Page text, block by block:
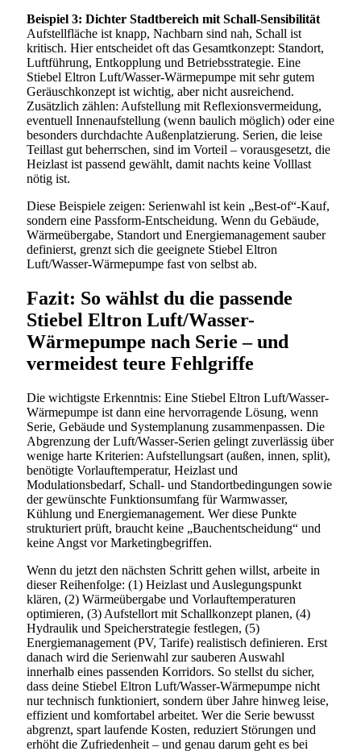
Beispiel 3: Dichter Stadtbereich mit Schall-Sensibilität
Aufstellfläche ist knapp, Nachbarn sind nah, Schall ist
kritisch. Hier entscheidet oft das Gesamtkonzept: Standort,
Luftführung, Entkopplung und Betriebsstrategie. Eine
Stiebel Eltron Luft/Wasser-Wärmepumpe mit sehr gutem
Geräuschkonzept ist wichtig, aber nicht ausreichend.
Zusätzlich zählen: Aufstellung mit Reflexionsvermeidung,
eventuell Innenaufstellung (wenn baulich möglich) oder eine
besonders durchdachte Außenplatzierung. Serien, die leise
Teillast gut beherrschen, sind im Vorteil – vorausgesetzt, die
Heizlast ist passend gewählt, damit nachts keine Volllast
nötig ist.
Diese Beispiele zeigen: Serienwahl ist kein „Best-of“-Kauf,
sondern eine Passform-Entscheidung. Wenn du Gebäude,
Wärmeübergabe, Standort und Energiemanagement sauber
definierst, grenzt sich die geeignete Stiebel Eltron
Luft/Wasser-Wärmepumpe fast von selbst ab.
Fazit: So wählst du die passende
Stiebel Eltron Luft/Wasser-
Wärmepumpe nach Serie – und
vermeidest teure Fehlgriffe
Die wichtigste Erkenntnis: Eine Stiebel Eltron Luft/Wasser-
Wärmepumpe ist dann eine hervorragende Lösung, wenn
Serie, Gebäude und Systemplanung zusammenpassen. Die
Abgrenzung der Luft/Wasser-Serien gelingt zuverlässig über
wenige harte Kriterien: Aufstellungsart (außen, innen, split),
benötigte Vorlauftemperatur, Heizlast und
Modulationsbedarf, Schall- und Standortbedingungen sowie
der gewünschte Funktionsumfang für Warmwasser,
Kühlung und Energiemanagement. Wer diese Punkte
strukturiert prüft, braucht keine „Bauchentscheidung“ und
keine Angst vor Marketingbegriffen.
Wenn du jetzt den nächsten Schritt gehen willst, arbeite in
dieser Reihenfolge: (1) Heizlast und Auslegungspunkt
klären, (2) Wärmeübergabe und Vorlauftemperaturen
optimieren, (3) Aufstellort mit Schallkonzept planen, (4)
Hydraulik und Speicherstrategie festlegen, (5)
Energiemanagement (PV, Tarife) realistisch definieren. Erst
danach wird die Serienwahl zur sauberen Auswahl
innerhalb eines passenden Korridors. So stellst du sicher,
dass deine Stiebel Eltron Luft/Wasser-Wärmepumpe nicht
nur technisch funktioniert, sondern über Jahre hinweg leise,
effizient und komfortabel arbeitet. Wer die Serie bewusst
abgrenzt, spart laufende Kosten, reduziert Störungen und
erhöht die Zufriedenheit – und genau darum geht es bei